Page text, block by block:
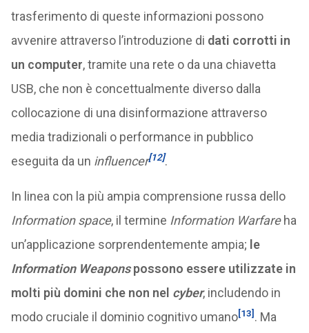
trasferimento di queste informazioni possono
avvenire attraverso l’introduzione di dati corrotti in
un computer, tramite una rete o da una chiavetta
USB, che non è concettualmente diverso dalla
collocazione di una disinformazione attraverso
media tradizionali o performance in pubblico
eseguita da un influencer[12].
In linea con la più ampia comprensione russa dello
Information space, il termine Information Warfareha
un’applicazione sorprendentemente ampia; le
Information Weaponspossono essere utilizzate in
molti più domini che non nel cyber, includendo in
modo cruciale il dominio cognitivo umano[13] . Ma